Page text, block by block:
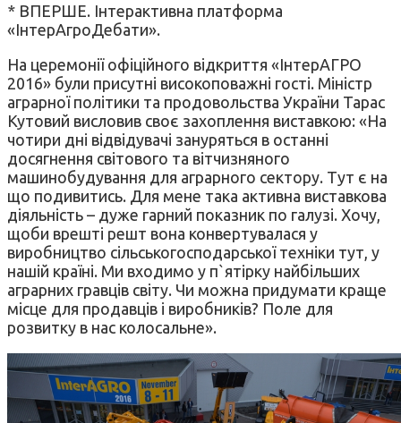
* ВПЕРШЕ. Інтерактивна платформа
«ІнтерАгроДебати».
На церемонії офіційного відкриття «ІнтерАГРО
2016» були присутні високоповажні гості. Міністр
аграрної політики та продовольства України Тарас
Кутовий висловив своє захоплення виставкою: «На
чотири дні відвідувачі зануряться в останні
досягнення світового та вітчизняного
машинобудування для аграрного сектору. Тут є на
що подивитись. Для мене така активна виставкова
діяльність – дуже гарний показник по галузі. Хочу,
щоби врешті решт вона конвертувалася у
виробництво сільськогосподарської техніки тут, у
нашій країні. Ми входимо у п`ятірку найбільших
аграрних гравців світу. Чи можна придумати краще
місце для продавців і виробників? Поле для
розвитку в нас колосальне».